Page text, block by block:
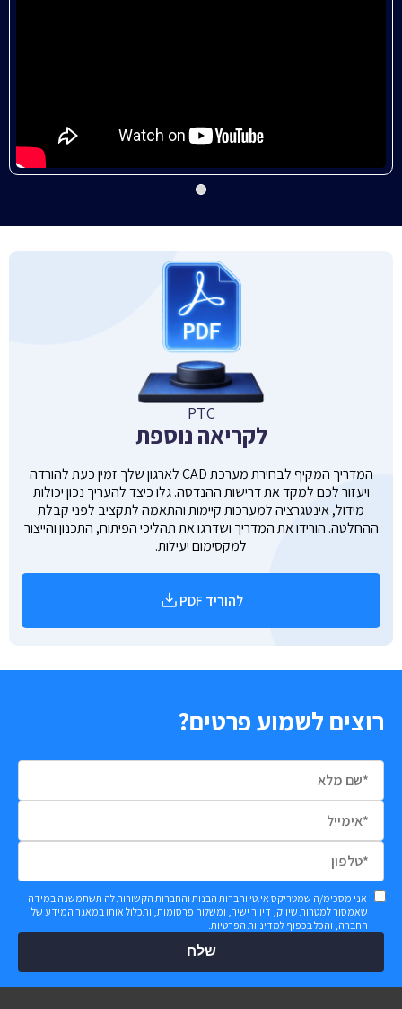
PTC
לקריאה נוספת
המדריך המקיף לבחירת מערכת CAD לארגון שלך זמין כעת להורדה
ויעזור לכם למקד את דרישות ההנדסה. גלו כיצד להעריך נכון יכולות
מידול, אינטגרציה למערכות קיימות והתאמה לתקציב לפני קבלת
ההחלטה. הורידו את המדריך ושדרגו את תהליכי הפיתוח, התכנון והייצור
למקסימום יעילות.
להוריד PDF
רוצים לשמוע פרטים?
אני מסכימ/ה שמטריקס אי.טי וחברות הבנות והחברות הקשורות לה תשתמשנה במידה
שאמסור למטרות שיווק, דיוור ישיר, ומשלוח פרסומות, ותכלול אותו במאגר המידע של
החברה, והכל בכפוף למדיניות הפרטיות
שלח